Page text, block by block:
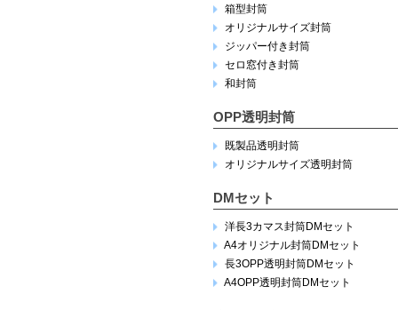
箱型封筒
オリジナルサイズ封筒
ジッパー付き封筒
セロ窓付き封筒
和封筒
OPP透明封筒
既製品透明封筒
オリジナルサイズ透明封筒
DMセット
洋長3カマス封筒DMセット
A4オリジナル封筒DMセット
長3OPP透明封筒DMセット
A4OPP透明封筒DMセット